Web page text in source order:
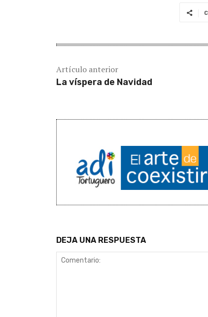
Artículo anterior
La víspera de Navidad
DEJA UNA RESPUESTA